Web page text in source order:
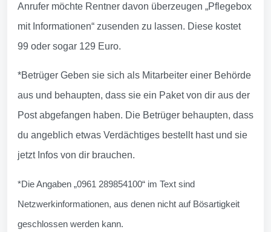
Anrufer möchte Rentner davon überzeugen „Pflegebox
mit Informationen“ zusenden zu lassen. Diese kostet
99 oder sogar 129 Euro.
*Betrüger Geben sie sich als Mitarbeiter einer Behörde
aus und behaupten, dass sie ein Paket von dir aus der
Post abgefangen haben. Die Betrüger behaupten, dass
du angeblich etwas Verdächtiges bestellt hast und sie
jetzt Infos von dir brauchen.
*Die Angaben „0961 289854100“ im Text sind
Netzwerkinformationen, aus denen nicht auf Bösartigkeit
geschlossen werden kann.